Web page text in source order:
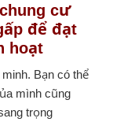
cư
để đạt
hoạt
Bạn có thể
mình cũng
trọng